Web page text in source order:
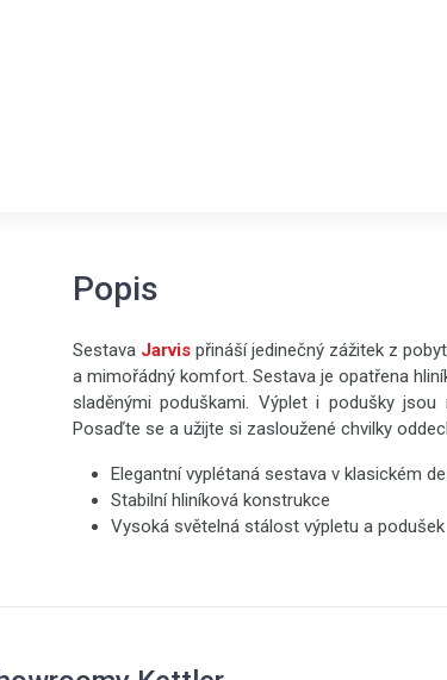
Popis
Sestava Jarvis přináší jedinečný zážitek z
a mimořádný komfort. Sestava je opatřena
sladěnými poduškami. Výplet i podušky
Posaďte se a užijte si zasloužené chvilky
Elegantní vyplétaná sestava v klasickém
Stabilní hliníková konstrukce
Vysoká světelná stálost výpletu a podušek